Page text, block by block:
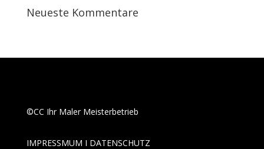
Neueste Kommentare
©CC Ihr Maler Meisterbetrieb
IMPRESSMUM I DATENSCHUTZ